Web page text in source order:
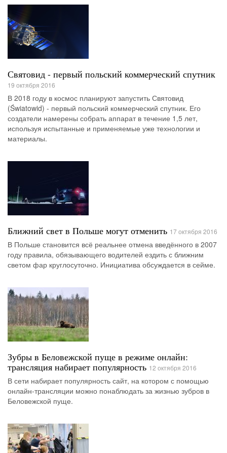
Святовид - первый польский коммерческий спутник
19 октября 2016
В 2018 году в космос планируют запустить Святовид
(Światowid) - первый польский коммерческий спутник. Его
создатели намерены собрать аппарат в течение 1,5 лет,
используя испытанные и применяемые уже технологии и
материалы.
Ближний свет в Польше могут отменить 17 октября 2016
В Польше становится всё реальнее отмена введённого в 2007
году правила, обязывающего водителей ездить с ближним
светом фар круглосуточно. Инициатива обсуждается в сейме.
Зубры в Беловежской пуще в режиме онлайн:
трансляция набирает популярность 12 октября 2016
В сети набирает популярность сайт, на котором с помощью
онлайн-трансляции можно понаблюдать за жизнью зубров в
Беловежской пуще.